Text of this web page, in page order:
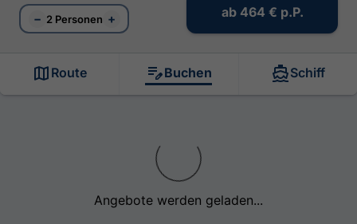
− 2 Personen + ab 464 € p.P.
Route Buchen Schiff
Angebote werden geladen...